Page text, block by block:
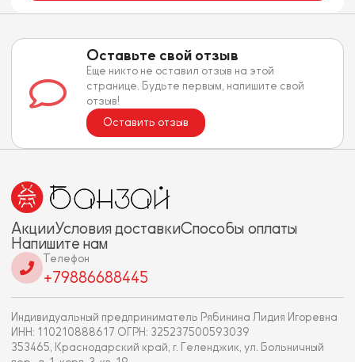
Оставьте свой отзыв
Еще никто не оставил отзыв на этой
странице. Будьте первым, напишите свой
отзыв!
Оставить отзыв
АкцииУсловия доставкиСпособы оплаты
Напишите нам
Телефон
+79886688445
Индивидуальный предприниматель Рябинина Лидия Игоревна
ИНН: 110210888617 ОГРН: 325237500593039
353465, Краснодарский край, г. Геленджик, ул. Больничный